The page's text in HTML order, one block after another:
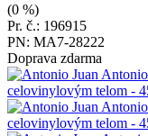
(0 %)
Pr. č.: 196915
PN: MA7-28222
Doprava zdarma